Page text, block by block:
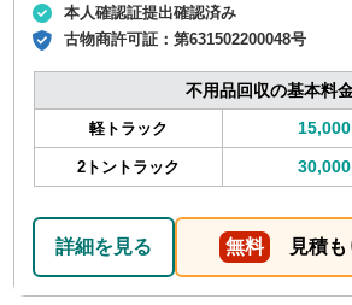
本人確認証提出確認済み
古物商許可証：第631502200048号
不用品回収の基本料
軽トラック 15,000
2トントラック 30,000
詳細を見る 無料 見積も